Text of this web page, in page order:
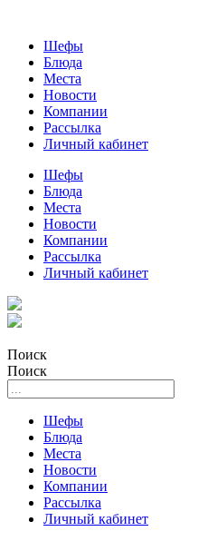
Шефы
Блюда
Места
Новости
Компании
Рассылка
Личный кабинет
Шефы
Блюда
Места
Новости
Компании
Рассылка
Личный кабинет
Поиск
Поиск
Шефы
Блюда
Места
Новости
Компании
Рассылка
Личный кабинет